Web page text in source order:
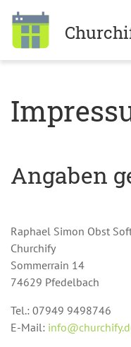
Angaben
Raphael Simon Obst
Churchify
Sommerrain 14
74629 Pfedelbach
Tel.: 07949 9498746
E-Mail: